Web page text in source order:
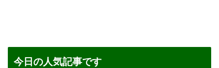
今日の人気記事です